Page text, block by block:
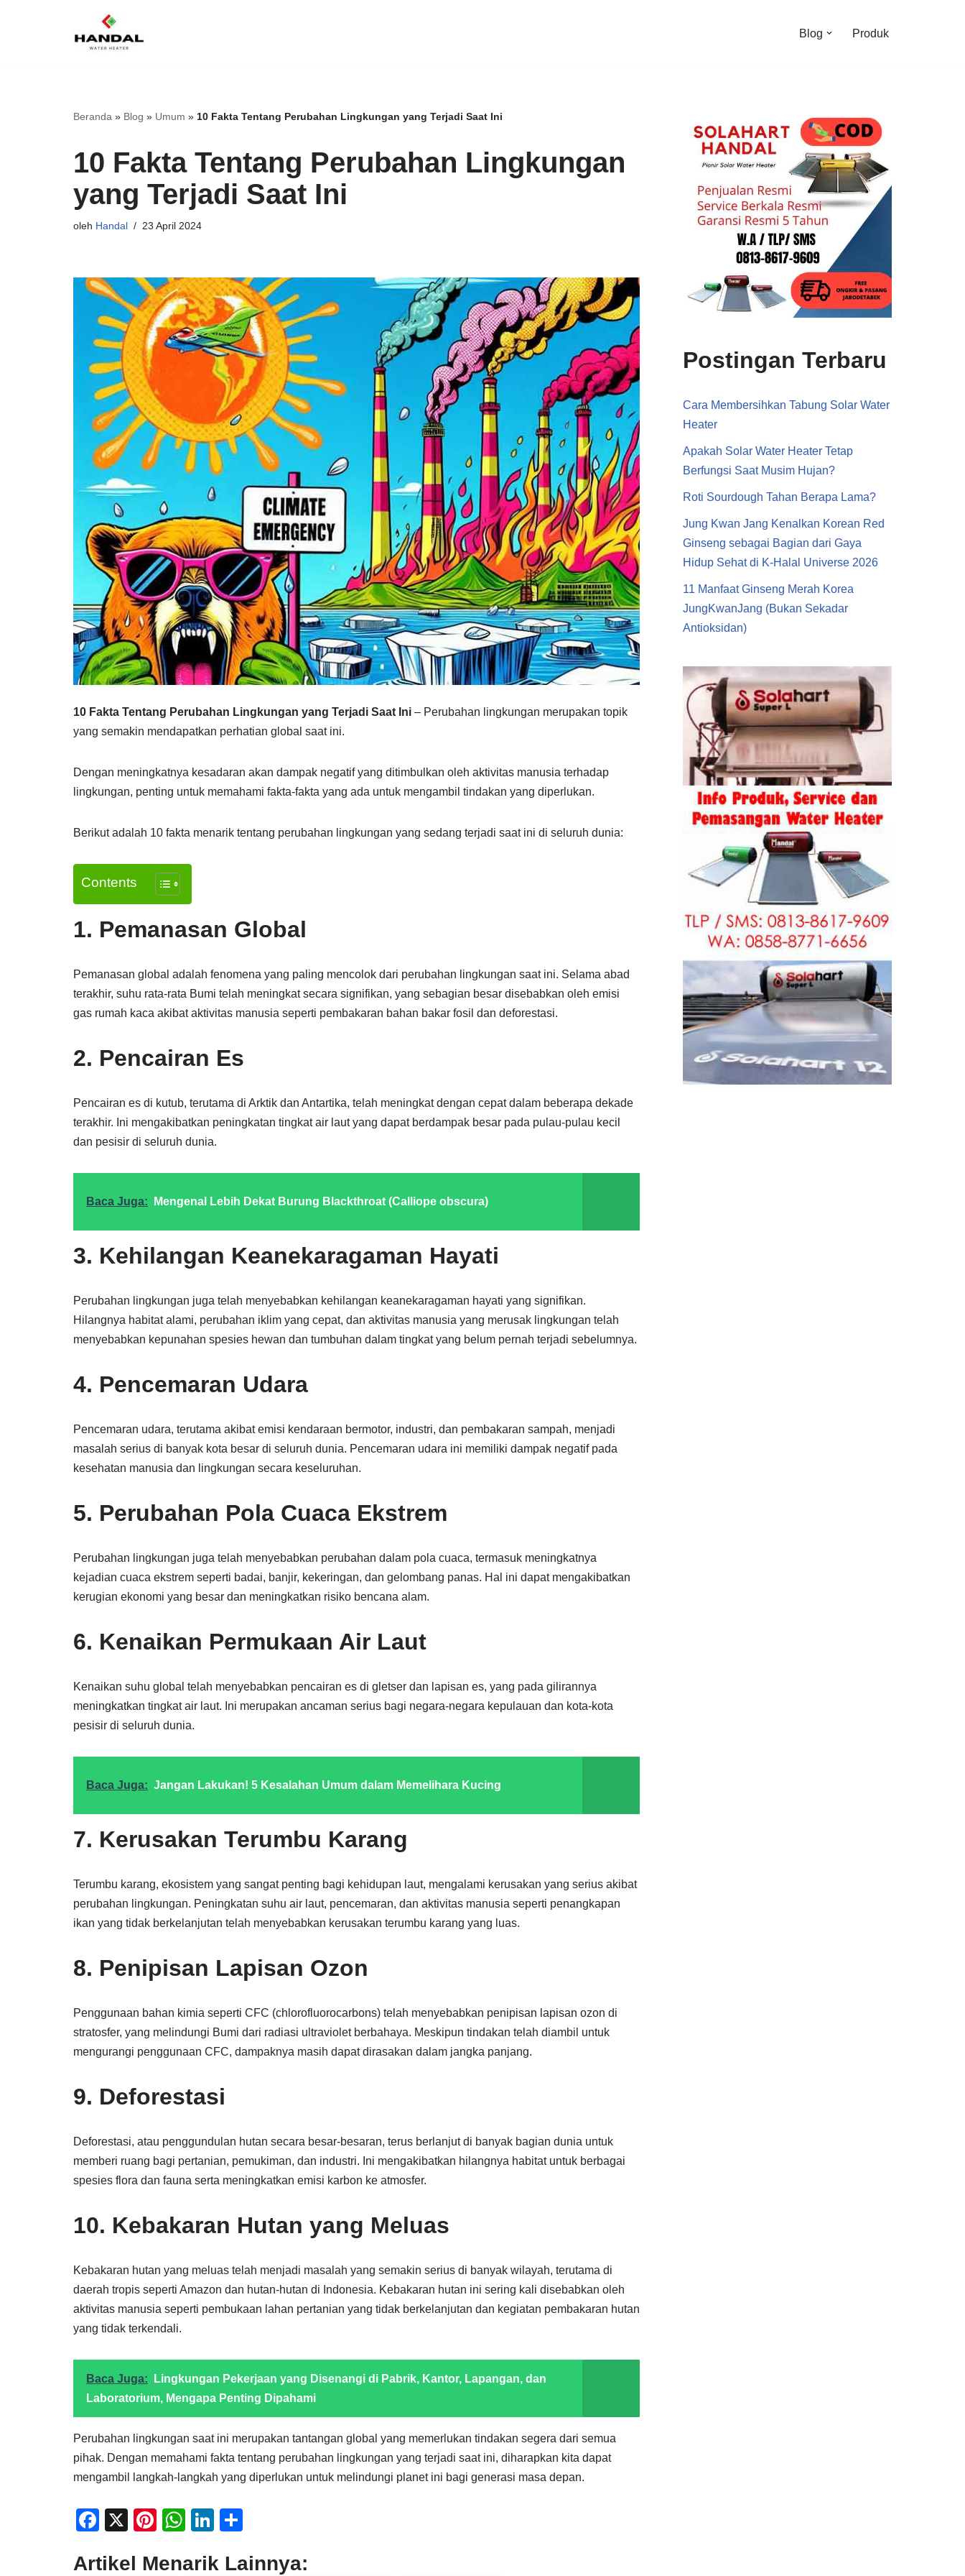
Blog Produk
Beranda » Blog » Umum » 10 Fakta Tentang Perubahan Lingkungan yang Terjadi Saat Ini
10 Fakta Tentang Perubahan Lingkungan
yang Terjadi Saat Ini
oleh Handal 23 April 2024
10 Fakta Tentang Perubahan Lingkungan yang Terjadi Saat Ini – Perubahan lingkungan merupakan topik
yang semakin mendapatkan perhatian global saat ini.
Dengan meningkatnya kesadaran akan dampak negatif yang ditimbulkan oleh aktivitas manusia terhadap
lingkungan, penting untuk memahami fakta-fakta yang ada untuk mengambil tindakan yang diperlukan.
Berikut adalah 10 fakta menarik tentang perubahan lingkungan yang sedang terjadi saat ini di seluruh dunia:
Contents
1. Pemanasan Global
Pemanasan global adalah fenomena yang paling mencolok dari perubahan lingkungan saat ini. Selama abad
terakhir, suhu rata-rata Bumi telah meningkat secara signifikan, yang sebagian besar disebabkan oleh emisi
gas rumah kaca akibat aktivitas manusia seperti pembakaran bahan bakar fosil dan deforestasi.
2. Pencairan Es
Pencairan es di kutub, terutama di Arktik dan Antartika, telah meningkat dengan cepat dalam beberapa dekade
terakhir. Ini mengakibatkan peningkatan tingkat air laut yang dapat berdampak besar pada pulau-pulau kecil
dan pesisir di seluruh dunia.
Baca Juga: Mengenal Lebih Dekat Burung Blackthroat (Calliope obscura)
3. Kehilangan Keanekaragaman Hayati
Perubahan lingkungan juga telah menyebabkan kehilangan keanekaragaman hayati yang signifikan.
Hilangnya habitat alami, perubahan iklim yang cepat, dan aktivitas manusia yang merusak lingkungan telah
menyebabkan kepunahan spesies hewan dan tumbuhan dalam tingkat yang belum pernah terjadi sebelumnya.
4. Pencemaran Udara
Pencemaran udara, terutama akibat emisi kendaraan bermotor, industri, dan pembakaran sampah, menjadi
masalah serius di banyak kota besar di seluruh dunia. Pencemaran udara ini memiliki dampak negatif pada
kesehatan manusia dan lingkungan secara keseluruhan.
5. Perubahan Pola Cuaca Ekstrem
Perubahan lingkungan juga telah menyebabkan perubahan dalam pola cuaca, termasuk meningkatnya
kejadian cuaca ekstrem seperti badai, banjir, kekeringan, dan gelombang panas. Hal ini dapat mengakibatkan
kerugian ekonomi yang besar dan meningkatkan risiko bencana alam.
6. Kenaikan Permukaan Air Laut
Kenaikan suhu global telah menyebabkan pencairan es di gletser dan lapisan es, yang pada gilirannya
meningkatkan tingkat air laut. Ini merupakan ancaman serius bagi negara-negara kepulauan dan kota-kota
pesisir di seluruh dunia.
Baca Juga: Jangan Lakukan! 5 Kesalahan Umum dalam Memelihara Kucing
7. Kerusakan Terumbu Karang
Terumbu karang, ekosistem yang sangat penting bagi kehidupan laut, mengalami kerusakan yang serius akibat
perubahan lingkungan. Peningkatan suhu air laut, pencemaran, dan aktivitas manusia seperti penangkapan
ikan yang tidak berkelanjutan telah menyebabkan kerusakan terumbu karang yang luas.
8. Penipisan Lapisan Ozon
Penggunaan bahan kimia seperti CFC (chlorofluorocarbons) telah menyebabkan penipisan lapisan ozon di
stratosfer, yang melindungi Bumi dari radiasi ultraviolet berbahaya. Meskipun tindakan telah diambil untuk
mengurangi penggunaan CFC, dampaknya masih dapat dirasakan dalam jangka panjang.
9. Deforestasi
Deforestasi, atau penggundulan hutan secara besar-besaran, terus berlanjut di banyak bagian dunia untuk
memberi ruang bagi pertanian, pemukiman, dan industri. Ini mengakibatkan hilangnya habitat untuk berbagai
spesies flora dan fauna serta meningkatkan emisi karbon ke atmosfer.
10. Kebakaran Hutan yang Meluas
Kebakaran hutan yang meluas telah menjadi masalah yang semakin serius di banyak wilayah, terutama di
daerah tropis seperti Amazon dan hutan-hutan di Indonesia. Kebakaran hutan ini sering kali disebabkan oleh
aktivitas manusia seperti pembukaan lahan pertanian yang tidak berkelanjutan dan kegiatan pembakaran hutan
yang tidak terkendali.
Baca Juga:
Lingkungan Pekerjaan yang Disenangi di Pabrik, Kantor, Lapangan, dan
Laboratorium, Mengapa Penting Dipahami
Perubahan lingkungan saat ini merupakan tantangan global yang memerlukan tindakan segera dari semua
pihak. Dengan memahami fakta tentang perubahan lingkungan yang terjadi saat ini, diharapkan kita dapat
mengambil langkah-langkah yang diperlukan untuk melindungi planet ini bagi generasi masa depan.
F
c
X
Pi
er
W
at
Li
k
ar
Artikel Menarik Lainnya:
Postingan Terbaru
Cara Membersihkan Tabung Solar Water
Heater
Apakah Solar Water Heater Tetap
Berfungsi Saat Musim Hujan?
Roti Sourdough Tahan Berapa Lama?
Jung Kwan Jang Kenalkan Korean Red
Ginseng sebagai Bagian dari Gaya
Hidup Sehat di K-Halal Universe 2026
11 Manfaat Ginseng Merah Korea
JungKwanJang (Bukan Sekadar
Antioksidan)